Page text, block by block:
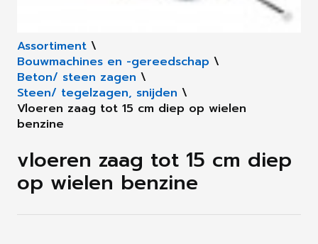
Assortiment \
Bouwmachines en -gereedschap \
Beton/ steen zagen \
Steen/ tegelzagen, snijden \
Vloeren zaag tot 15 cm diep op wielen
benzine
vloeren zaag tot 15 cm diep
op wielen benzine